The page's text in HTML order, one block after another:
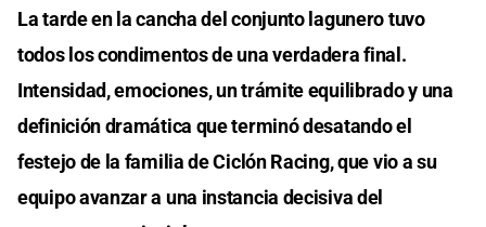
La tarde en la cancha del conjunto lagunero tuvo
todos los condimentos de una verdadera final.
Intensidad, emociones, un trámite equilibrado y una
definición dramática que terminó desatando el
festejo de la familia de Ciclón Racing, que vio a su
equipo avanzar a una instancia decisiva del